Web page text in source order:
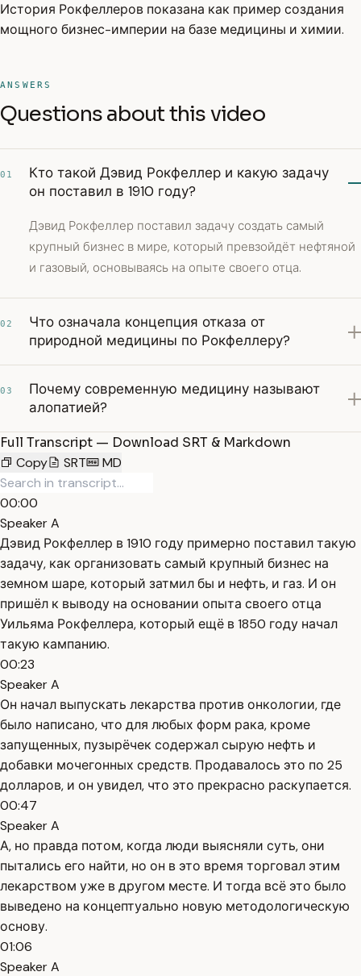
История Рокфеллеров показана как пример создания
мощного бизнес-империи на базе медицины и химии.
ANSWERS
Questions about this video
01
Кто такой Дэвид Рокфеллер и какую задачу
он поставил в 1910 году?
Дэвид Рокфеллер поставил задачу создать самый
крупный бизнес в мире, который превзойдёт нефтяной
и газовый, основываясь на опыте своего отца.
02
Что означала концепция отказа от
природной медицины по Рокфеллеру?
03
Почему современную медицину называют
алопатией?
Full Transcript — Download SRT & Markdown
Copy
SRT MD
00:00
Speaker A
Дэвид Рокфеллер в 1910 году примерно поставил такую
задачу, как организовать самый крупный бизнес на
земном шаре, который затмил бы и нефть, и газ. И он
пришёл к выводу на основании опыта своего отца
Уильяма Рокфеллера, который ещё в 1850 году начал
такую кампанию.
00:23
Speaker A
Он начал выпускать лекарства против онкологии, где
было написано, что для любых форм рака, кроме
запущенных, пузырёчек содержал сырую нефть и
добавки мочегонных средств. Продавалось это по 25
долларов, и он увидел, что это прекрасно раскупается.
00:47
Speaker A
А, но правда потом, когда люди выясняли суть, они
пытались его найти, но он в это время торговал этим
лекарством уже в другом месте. И тогда всё это было
выведено на концептуально новую методологическую
основу.
01:06
Speaker A